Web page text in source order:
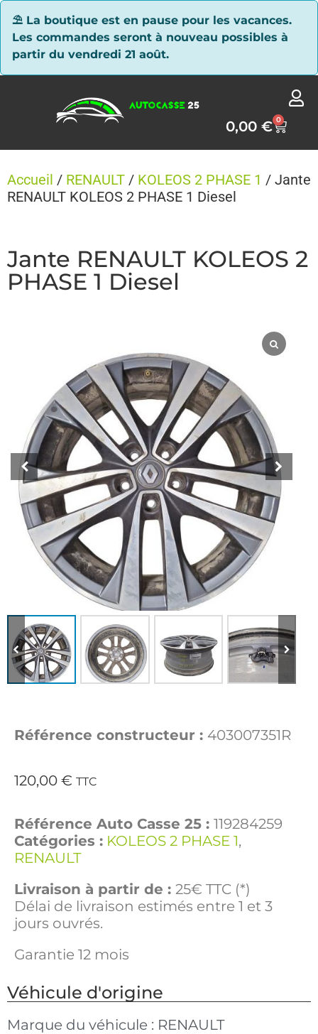
⛱ La boutique est en pause pour les vacances.
Les commandes seront à nouveau possibles à
partir du vendredi 21 août.
0,00€ 0
Accueil / RENAULT / KOLEOS 2 PHASE 1 / Jante
RENAULT KOLEOS 2 PHASE 1 Diesel
Jante RENAULT KOLEOS 2
PHASE 1 Diesel
Référence constructeur : 403007351R
120,00 € TTC
Référence Auto Casse 25 : 119284259
Catégories : KOLEOS 2 PHASE 1,
RENAULT
Livraison à partir de : 25€ TTC (*)
Délai de livraison estimés entre 1 et 3
jours ouvrés.
Garantie 12 mois
Véhicule d'origine
Marque du véhicule : RENAULT
Panneau de gestion des cookies